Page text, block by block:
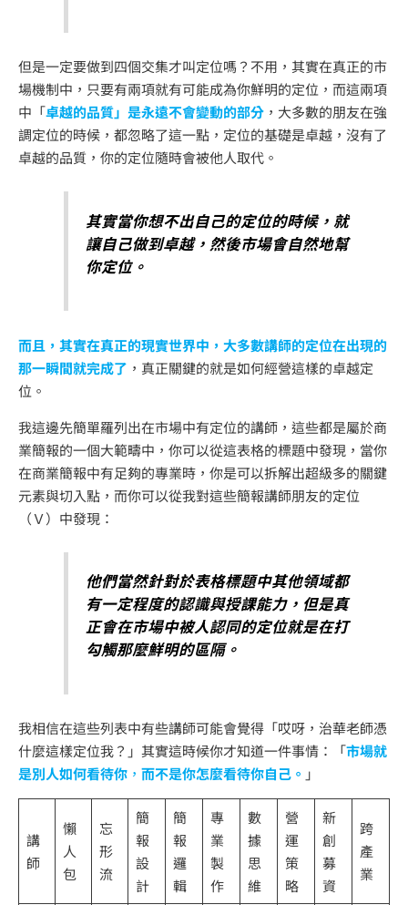
但是一定要做到四個交集才叫定位嗎？不用，其實在真正的市
場機制中，只要有兩項就有可能成為你鮮明的定位，而這兩項
中「卓越的品質」是永遠不會變動的部分 ，大多數的朋友在強
調定位的時候，都忽略了這一點，定位的基礎是卓越，沒有了
卓越的品質，你的定位隨時會被他人取代。
其實當你想不出自己的定位的時候，就
讓自己做到卓越，然後市場會自然地幫
你定位。
而且，其實在真正的現實世界中，大多數講師的定位在出現的
那一瞬間就完成了 ，真正關鍵的就是如何經營這樣的卓越定
位。
我這邊先簡單羅列出在市場中有定位的講師，這些都是屬於商
業簡報的一個大範疇中，你可以從這表格的標題中發現，當你
在商業簡報中有足夠的專業時，你是可以拆解出超級多的關鍵
元素與切入點，而你可以從我對這些簡報講師朋友的定位
（Ｖ）中發現：
他們當然針對於表格標題中其他領域都
有一定程度的認識與授課能力，但是真
正會在市場中被人認同的定位就是在打
勾觸那麼鮮明的區隔。
我相信在這些列表中有些講師可能會覺得「哎呀，治華老師憑
什麼這樣定位我？」其實這時候你才知道一件事情：「市場就
是別人如何看待你 ， 而不是你怎麼看待你自己。 」
講
師
懶
人
包
忘
形
流
簡
報
設
計
簡
報
邏
輯
專
業
製
作
數
據
思
維
營
運
策
略
新
創
募
資
跨
產
業